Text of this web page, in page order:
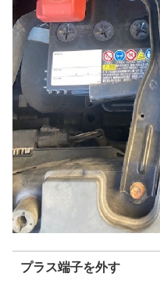
プラス端子を外す